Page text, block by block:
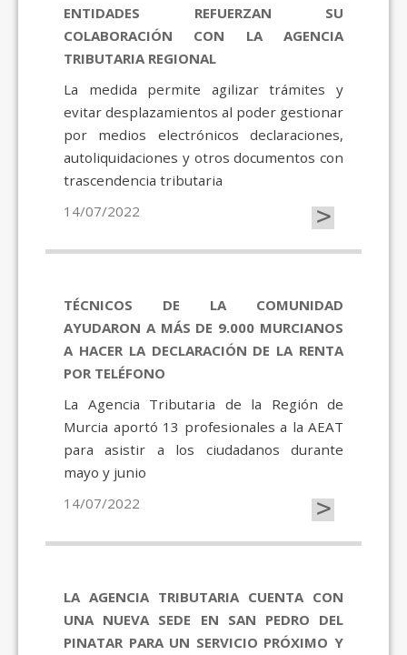
ENTIDADES REFUERZAN SU
COLABORACIÓN CON LA AGENCIA
TRIBUTARIA REGIONAL
La medida permite agilizar trámites y
evitar desplazamientos al poder gestionar
por medios electrónicos declaraciones,
autoliquidaciones y otros documentos con
trascendencia tributaria
14/07/2022
>
TÉCNICOS DE LA COMUNIDAD
AYUDARON A MÁS DE 9.000 MURCIANOS
A HACER LA DECLARACIÓN DE LA RENTA
POR TELÉFONO
La Agencia Tributaria de la Región de
Murcia aportó 13 profesionales a la AEAT
para asistir a los ciudadanos durante
mayo y junio
14/07/2022
>
LA AGENCIA TRIBUTARIA CUENTA CON
UNA NUEVA SEDE EN SAN PEDRO DEL
PINATAR PARA UN SERVICIO PRÓXIMO Y